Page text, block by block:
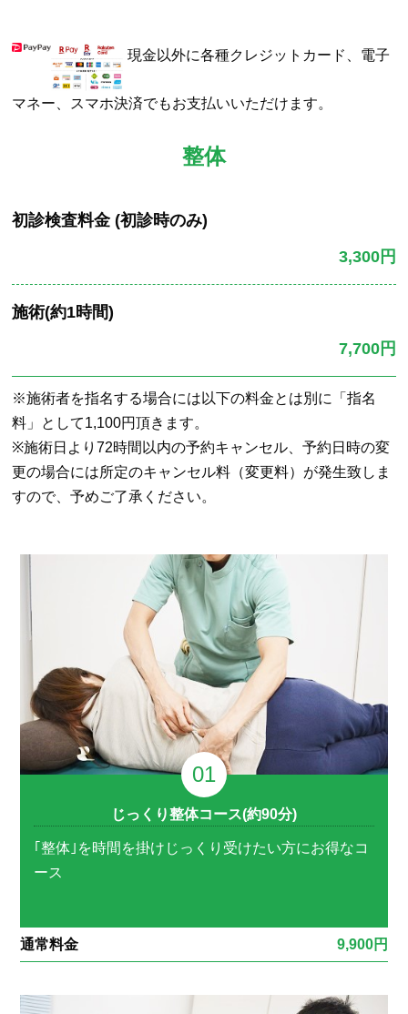
専門家向けセミナー
O脚専門
パーソナルトレーニング
現金以外に各種クレジットカード、電子
マネー、スマホ決済でもお支払いいただけます。
整体
初診検査料金 (初診時のみ)
3,300円
施術(約1時間)
7,700円
※施術者を指名する場合には以下の料金とは別に「指名
料」として1,100円頂きます。
※施術日より72時間以内の予約キャンセル、予約日時の変
更の場合には所定のキャンセル料（変更料）が発生致しま
すので、予めご了承ください。
じっくり整体コース(約90分)
｢整体｣を時間を掛けじっくり受けたい方にお得なコ
ース
通常料金 9,900円